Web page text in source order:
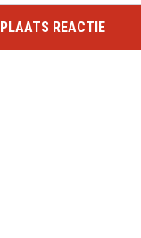
PLAATS REACTIE